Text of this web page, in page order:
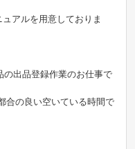
アルを用意しておりま
の出品登録作業のお仕事で
合の良い空いている時間で